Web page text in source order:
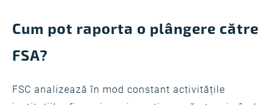
Cum pot raporta o plângere către
FSA?
FSC analizează în mod constant activitățile